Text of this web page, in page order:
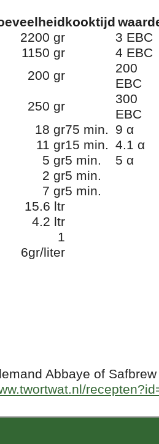
kooktijd
2200 gr 3 EBC
1150 gr
4 EBC
200 gr
200
EBC
250 gr
300
EBC
18 gr75 min. 9 α
11 gr15 min. 4.1 α
5 gr5 min. 5 α
2 gr5 min.
7 gr5 min.
15.6 ltr
4.2 ltr
1
6gr/liter
Abbaye of Safbrew